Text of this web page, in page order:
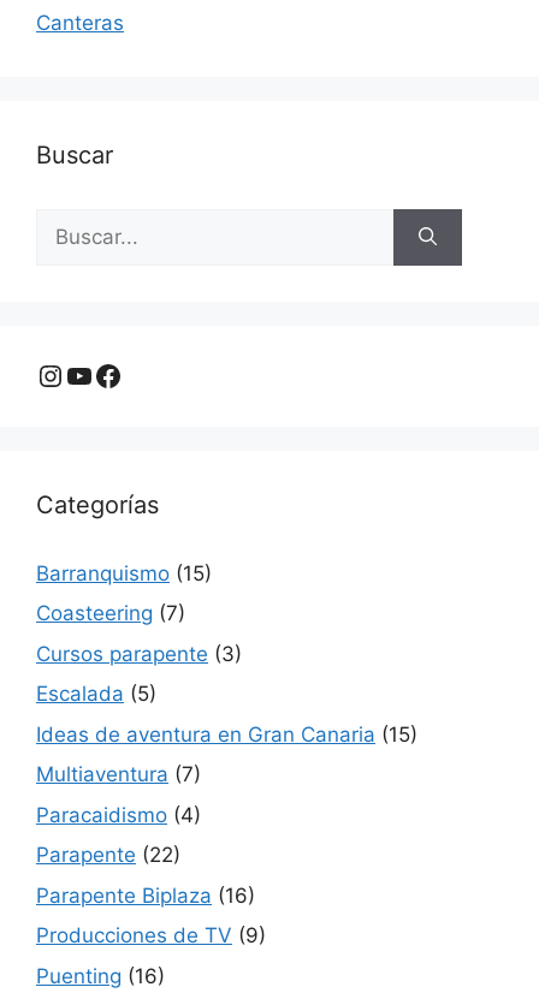
Canteras
Buscar
Instagram
YouTube
Facebook
Categorías
Barranquismo (15)
Coasteering (7)
Cursos parapente (3)
Escalada (5)
Ideas de aventura en Gran Canaria (15)
Multiaventura (7)
Paracaidismo (4)
Parapente (22)
Parapente Biplaza (16)
Producciones de TV (9)
Puenting (16)